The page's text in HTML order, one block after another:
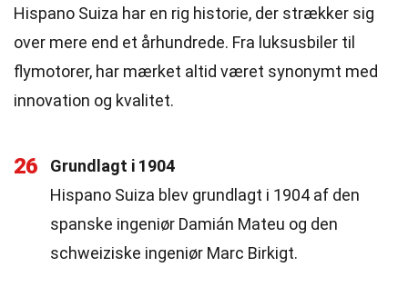
Hispano Suiza har en rig historie, der strækker sig
over mere end et århundrede. Fra luksusbiler til
flymotorer, har mærket altid været synonymt med
innovation og kvalitet.
26
Grundlagt i 1904
Hispano Suiza blev grundlagt i 1904 af den
spanske ingeniør Damián Mateu og den
schweiziske ingeniør Marc Birkigt.